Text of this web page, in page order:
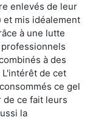
enlevés de leur
et mis idéalement
à une lutte
à des
de cet
ce gel
ce fait leurs
la